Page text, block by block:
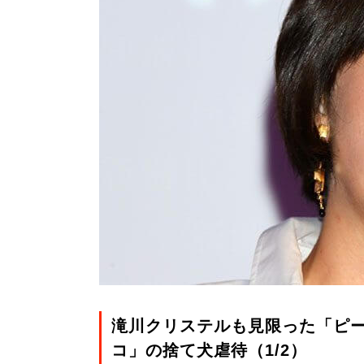
滝川クリステルも見限った「ピ
コ」の捨て犬虐待（1/2）